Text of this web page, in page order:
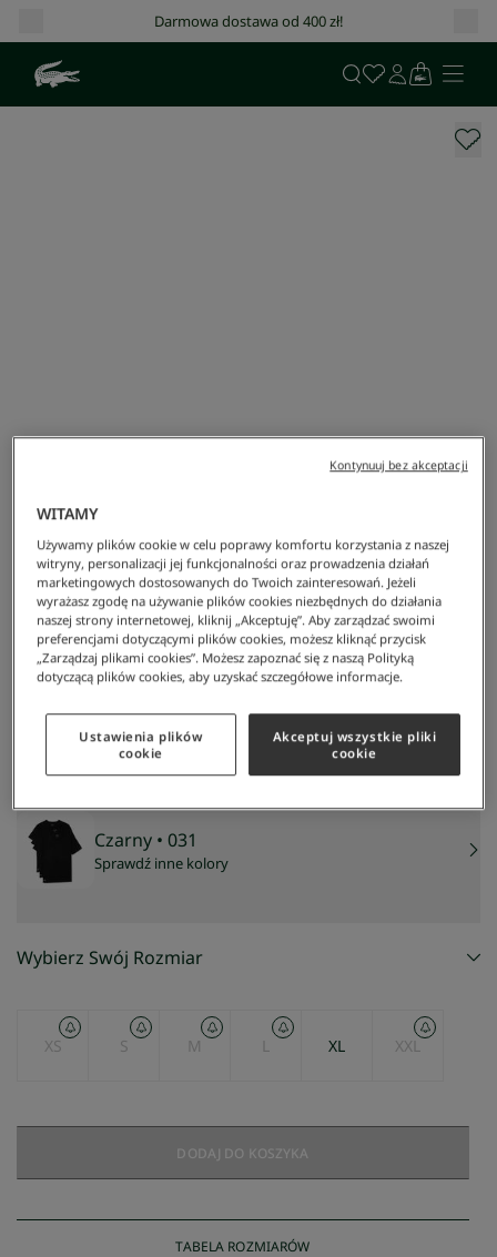
Darmowa dostawa od 400 zł!
Lacoste/Mężczyzna/Odzież/Odzież Sportowa/3-Pak Czarnych Koszulek Lounge
3-pak czarnych koszulek Lounge
160 zł
NAJNIŻSZA CENA Z 30 DNI: 160 zł
CENA REGULARNA: 229 zł
Czarny • 031
Sprawdź inne kolory
Wybierz Swój Rozmiar
XS S M L XL XXL
DODAJ DO KOSZYKA
TABELA ROZMIARÓW
WITAMY
Używamy plików cookie w celu poprawy komfortu korzystania z naszej
witryny, personalizacji jej funkcjonalności oraz prowadzenia działań
marketingowych dostosowanych do Twoich zainteresowań. Jeżeli
wyrażasz zgodę na używanie plików cookies niezbędnych do działania
naszej strony internetowej, kliknij „Akceptuję”. Aby zarządzać swoimi
preferencjami dotyczącymi plików cookies, możesz kliknąć przycisk
„Zarządzaj plikami cookies”. Możesz zapoznać się z naszą Polityką
dotyczącą plików cookies, aby uzyskać szczegółowe informacje.
Ustawienia plików
cookie
Akceptuj wszystkie pliki
cookie
Kontynuuj bez akceptacji